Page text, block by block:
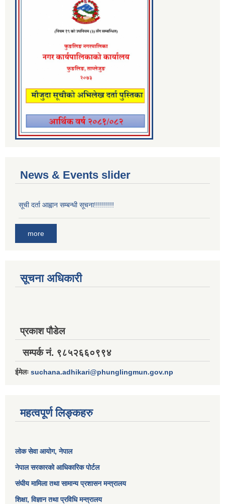
News & Events slider
सूची दर्ता आह्वान सम्बन्धी सूचना!!!!!!!!!!
more
सूचना अधिकारी
प्रकाश पौडेल
सम्पर्क नं. ९८५२६६०९९४
ईमेलः suchana.adhikari@phunglingmun.gov.np
महत्वपूर्ण लिङ्कहरु
लोक सेवा आयोग, नेपाल
नेपाल सरकारको आधिकारिक पोर्टल
संघीय मामिला तथा सामान्य प्रशासन मन्त्रालय
शिक्षा, विज्ञान तथा प्रविधि मन्त्रालय